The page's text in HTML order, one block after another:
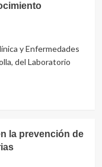
y Enfermedades
del Laboratorio
la prevención de